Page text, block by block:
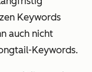
Keywords
auch nicht
Keywords.